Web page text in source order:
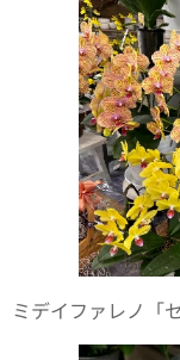
ミデイファレノ「